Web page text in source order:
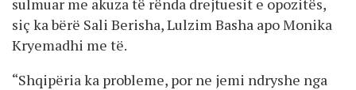
sulmuar me akuza të rënda drejtuesit e opozitës,
siç ka bërë Sali Berisha, Lulzim Basha apo Monika
Kryemadhi me të.
“Shqipëria ka probleme, por ne jemi ndryshe nga